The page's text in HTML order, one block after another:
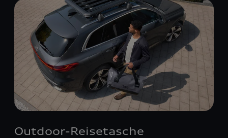
Outdoor-Reisetasche